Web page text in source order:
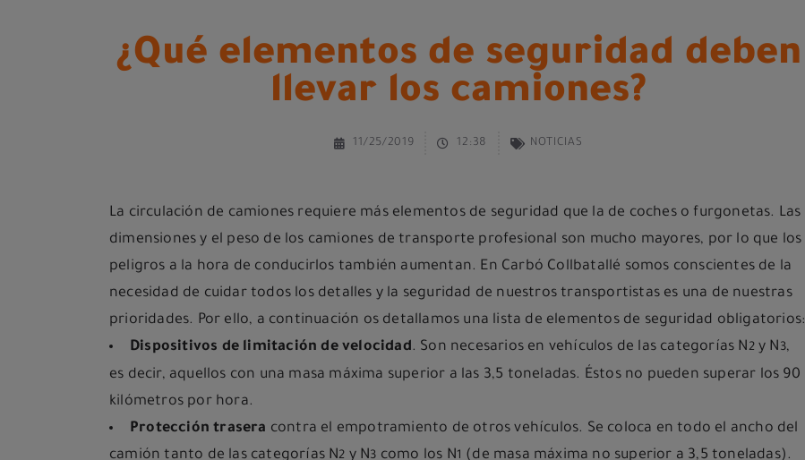
¿Qué elementos de seguridad deben
llevar los camiones?
11/25/2019 12:38 NOTICIAS
La circulación de camiones requiere más elementos de seguridad que la de coches o furgonetas. Las
dimensiones y el peso de los camiones de transporte profesional son mucho mayores, por lo que los
peligros a la hora de conducirlos también aumentan. En Carbó Collbatallé somos conscientes de la
necesidad de cuidar todos los detalles y la seguridad de nuestros transportistas es una de nuestras
prioridades. Por ello, a continuación os detallamos una lista de elementos de seguridad obligatorios:
Dispositivos de limitación de velocidad. Son necesarios en vehículos de las categorías N2y N 3,
es decir, aquellos con una masa máxima superior a las 3,5 toneladas. Éstos no pueden superar los 90
kilómetros por hora.
Protección trasera contra el empotramiento de otros vehículos. Se coloca en todo el ancho del
camión tanto de las categorías N2 y N3 como los N1 (de masa máxima no superior a 3,5 toneladas).